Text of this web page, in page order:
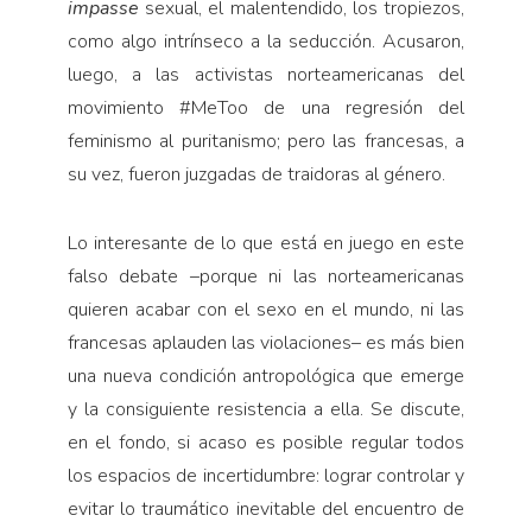
impasse sexual, el malentendido, los tropiezos,
como algo intrínseco a la seducción. Acusaron,
luego, a las activistas norteamericanas del
movimiento #MeToo de una regresión del
feminismo al puritanismo; pero las francesas, a
su vez, fueron juzgadas de traidoras al género.
Lo interesante de lo que está en juego en este
falso debate –porque ni las norteamericanas
quieren acabar con el sexo en el mundo, ni las
francesas aplauden las violaciones– es más bien
una nueva condición antropológica que emerge
y la consiguiente resistencia a ella. Se discute,
en el fondo, si acaso es posible regular todos
los espacios de incertidumbre: lograr controlar y
evitar lo traumático inevitable del encuentro de